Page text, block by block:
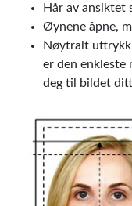
Hår av ansiktet
Øynene åpne,
Nøytralt uttrykk
er den enkleste
deg til bildet